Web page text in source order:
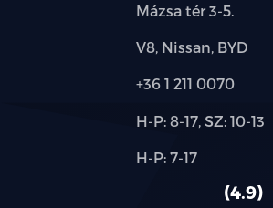
Cím:
Mázsa tér 3-5.
Márkák:
V8, Nissan, BYD
Telefon:
+36 1 211 0070
Új-
használt
H-P: 8-17, SZ: 10-13
Alkatrész,
H-P: 7-17
4.9